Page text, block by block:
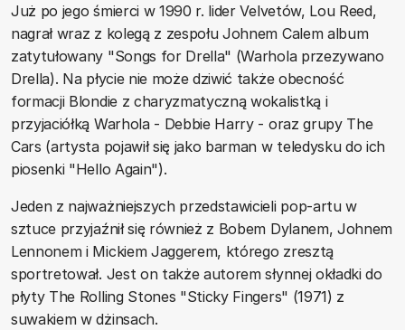
Już po jego śmierci w 1990 r. lider Velvetów, Lou Reed,
nagrał wraz z kolegą z zespołu Johnem Calem album
zatytułowany "Songs for Drella" (Warhola przezywano
Drella). Na płycie nie może dziwić także obecność
formacji Blondie z charyzmatyczną wokalistką i
przyjaciółką Warhola - Debbie Harry - oraz grupy The
Cars (artysta pojawił się jako barman w teledysku do ich
piosenki "Hello Again").
Jeden z najważniejszych przedstawicieli pop-artu w
sztuce przyjaźnił się również z Bobem Dylanem, Johnem
Lennonem i Mickiem Jaggerem, którego zresztą
sportretował. Jest on także autorem słynnej okładki do
płyty The Rolling Stones "Sticky Fingers" (1971) z
suwakiem w dżinsach.